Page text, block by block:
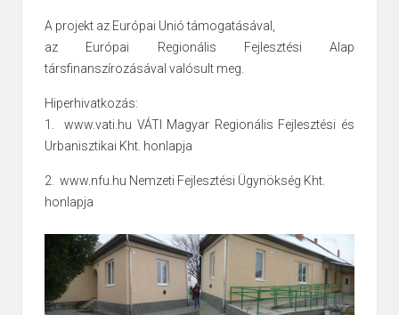
A projekt az Európai Unió támogatásával,
az Európai Regionális Fejlesztési Alap
társfinanszírozásával valósult meg.
Hiperhivatkozás:
1.www.vati.hu VÁTI Magyar Regionális Fejlesztési és
Urbanisztikai Kht. honlapja
2. www.nfu.hu Nemzeti Fejlesztési Ügynökség Kht.
honlapja